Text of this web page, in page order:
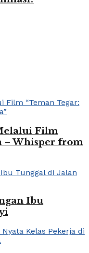
Film
– Whisper from
Ibu